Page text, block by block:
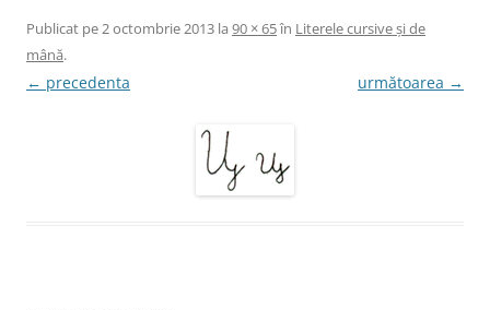
Publicat pe2 octombrie 2013 la 90 × 65în Literele cursive și de
mână.
← precedenta următoarea →